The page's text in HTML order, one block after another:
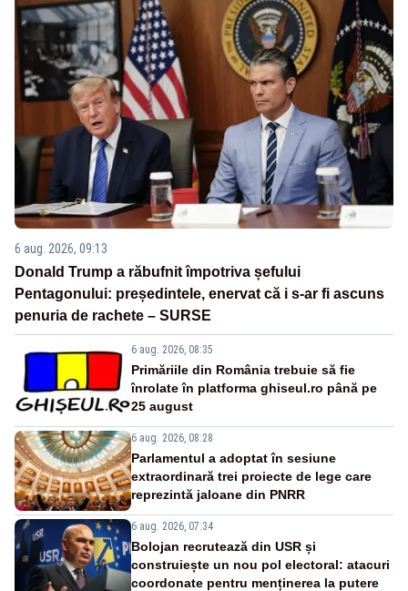
6 aug. 2026, 09:13
Donald Trump a răbufnit împotriva șefului
Pentagonului: președintele, enervat că i s-ar fi ascuns
penuria de rachete – SURSE
6 aug. 2026, 08:35
Primăriile din România trebuie să fie
înrolate în platforma ghiseul.ro până pe
25 august
6 aug. 2026, 08:28
Parlamentul a adoptat în sesiune
extraordinară trei proiecte de lege care
reprezintă jaloane din PNRR
6 aug. 2026, 07:34
Bolojan recrutează din USR și
construiește un nou pol electoral: atacuri
coordonate pentru menținerea la putere